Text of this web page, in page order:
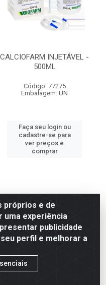
CALCIOFARM INJETÁVEL -
500ML
Código: 77275
Embalagem: UN
Faça seu login ou
cadastre-se para
ver preços e
comprar
próprios e de
experiência
publicidade
perfil e melhorar a